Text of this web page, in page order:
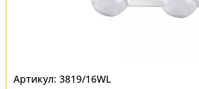
3819/16WL